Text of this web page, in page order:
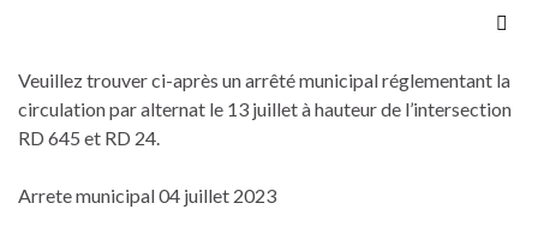
Veuillez trouver ci-après un arrêté municipal réglementant la
circulation par alternat le 13 juillet à hauteur de l’intersection
RD 645 et RD 24.
Arrete municipal 04 juillet 2023